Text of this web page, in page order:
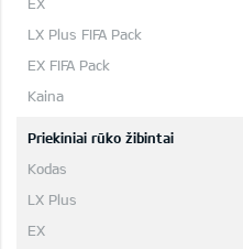
Priekiniai rūko žibintai